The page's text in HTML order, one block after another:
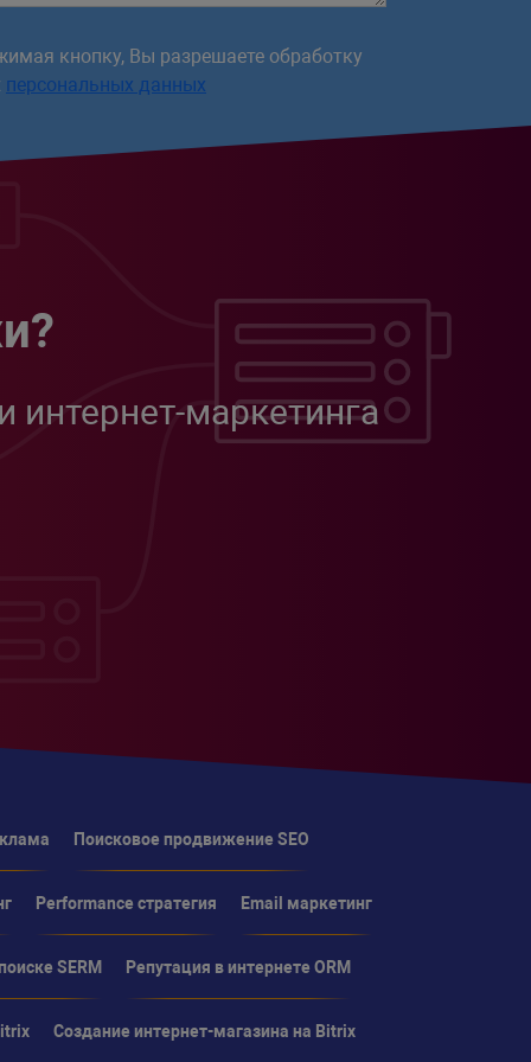
кнопку, Вы разрешаете обработку
персональных данных
интернет-маркетинга
Поисковое продвижение SEO
Performance стратегия Email маркетинг
SERM Репутация в интернете ORM
Создание интернет-магазина на Bitrix